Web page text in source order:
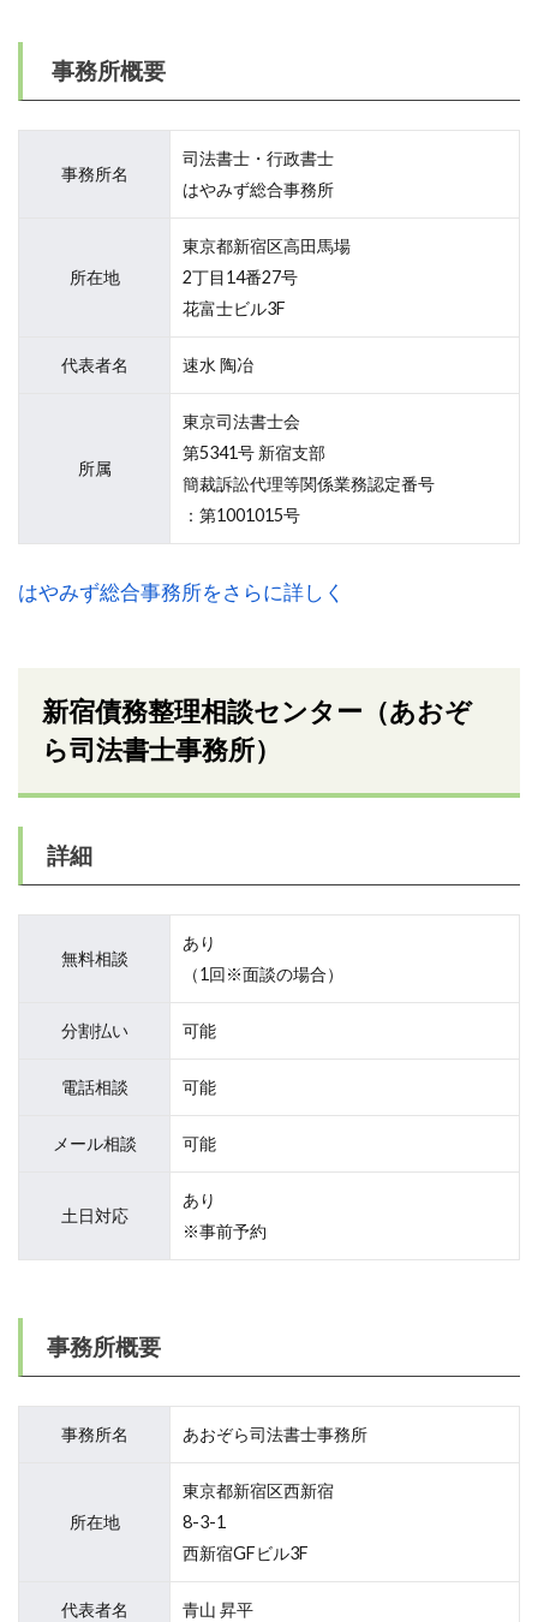
事務所概要
事務所名
司法書士・行政書士
はやみず総合事務所
所在地
東京都新宿区高田馬場
2丁目14番27号
花富士ビル3F
代表者名 速水 陶冶
所属
東京司法書士会
第5341号 新宿支部
簡裁訴訟代理等関係業務認定番号
：第1001015号
はやみず総合事務所をさらに詳しく
新宿債務整理相談センター（あおぞ
ら司法書士事務所）
詳細
無料相談
あり
（1回※面談の場合）
分割払い 可能
電話相談 可能
メール相談 可能
土日対応
あり
※事前予約
事務所概要
事務所名 あおぞら司法書士事務所
所在地
東京都新宿区西新宿
8-3-1
西新宿GFビル3F
代表者名 青山 昇平